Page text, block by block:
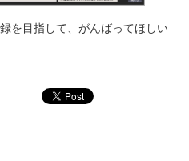
を目指して、がんばってほしい